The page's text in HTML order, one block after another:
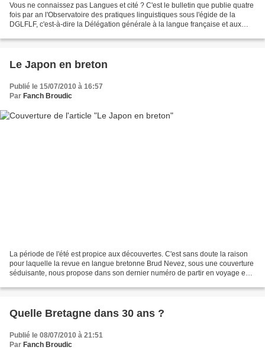
Vous ne connaissez pas Langues et cité ? C'est le bulletin que publie quatre
fois par an l'Observatoire des pratiques linguistiques sous l'égide de la
DGLFLF, c'est-à-dire la Délégation générale à la langue française et aux
Le Japon en breton
Publié le 15/07/2010 à 16:57
Par Fanch Broudic
La période de l'été est propice aux découvertes. C'est sans doute la raison
pour laquelle la revue en langue bretonne Brud Nevez, sous une couverture
séduisante, nous propose dans son dernier numéro de partir en voyage en
Quelle Bretagne dans 30 ans ?
Publié le 08/07/2010 à 21:51
Par Fanch Broudic